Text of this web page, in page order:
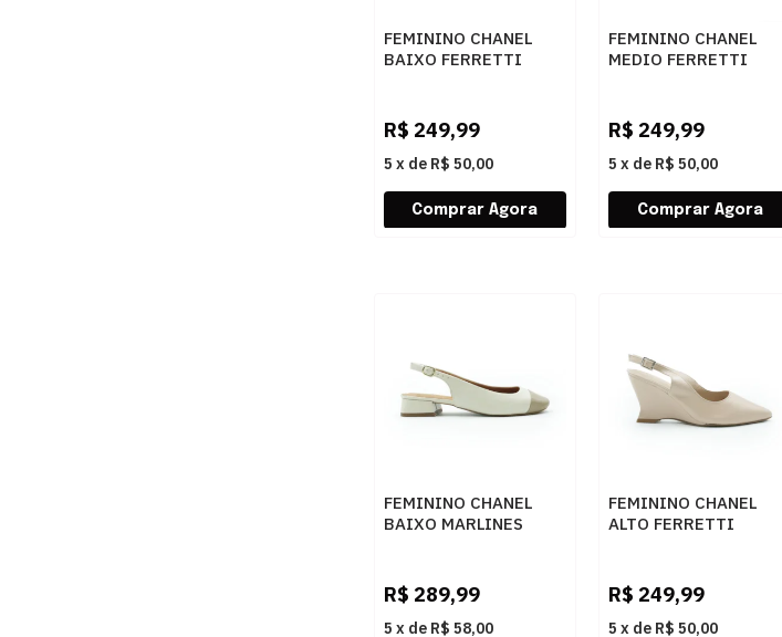
FEMININO CHANEL
BAIXO FERRETTI
R$ 249,99
5 x de R$ 50,00
FEMININO CHANEL
MEDIO FERRETTI
R$ 249,99
5 x de R$ 50,00
FEMININO CHANEL
BAIXO MARLINES
R$ 289,99
5 x de R$ 58,00
FEMININO CHANEL
ALTO FERRETTI
R$ 249,99
5 x de R$ 50,00